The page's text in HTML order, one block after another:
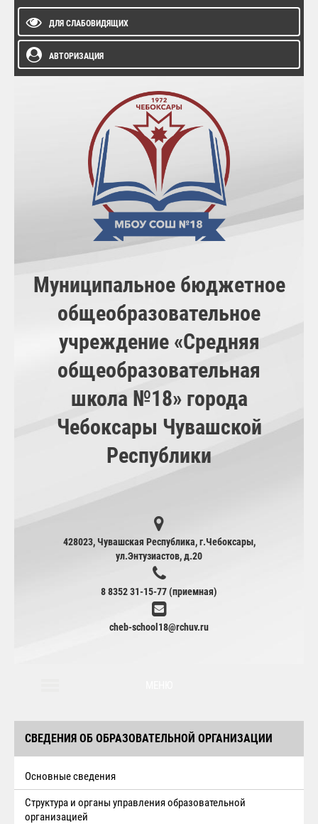
ДЛЯ СЛАБОВИДЯЩИХ
АВТОРИЗАЦИЯ
Муниципальное бюджетное
общеобразовательное
учреждение «Средняя
общеобразовательная
школа №18» города
Чебоксары Чувашской
Республики
428023, Чувашская Республика, г.Чебоксары,
ул.Энтузиастов, д.20
8 8352 31-15-77 (приемная)
cheb-school18@rchuv.ru
СВЕДЕНИЯ ОБ ОБРАЗОВАТЕЛЬНОЙ ОРГАНИЗАЦИИ
Основные сведения
Структура и органы управления образовательной
организацией